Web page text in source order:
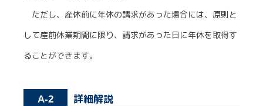
ただし、産休前に年休の請求があった場合には、原則と
して産前休業期間に限り、請求があった日に年休を取得す
ることができます。
A-2 詳細解説